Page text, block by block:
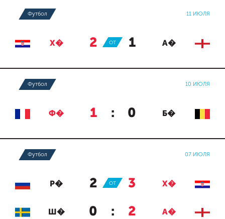
Футбол 11 ИЮЛЯ
Х� 2 : 1 А�
ОТ
Футбол 10 ИЮЛЯ
Ф� 1 : 0 Б�
Футбол 07 ИЮЛЯ
Р� 2 : 3 Х�
ОТ
Ш� 0 : 2 А�